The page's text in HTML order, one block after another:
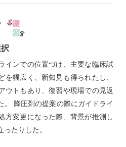
インでの位置づけ、主要な臨床試
を幅広く、新知見も得られたし、
ウトもあり、復習や現場での見返
。 降圧剤の提案の際にガイドライ
方変更になった際、背景が推測し
たりした。